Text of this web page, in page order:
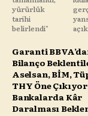
yürürlük
tarihi
belirlendi"
gerçeği
yansıtmadığı
Garanti
Bilanço
Aselsan, BİM,
THY Öne
Bankalarda Kâr
Daralması